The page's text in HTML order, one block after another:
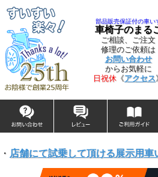
部品販売保証付の車い
車椅子のまる
ご相談、ご注文
修理のご依頼は
お問い合わせ
からお気軽に
日祝休 《アクセス
・ 店舗にて試乗して頂ける展示用車